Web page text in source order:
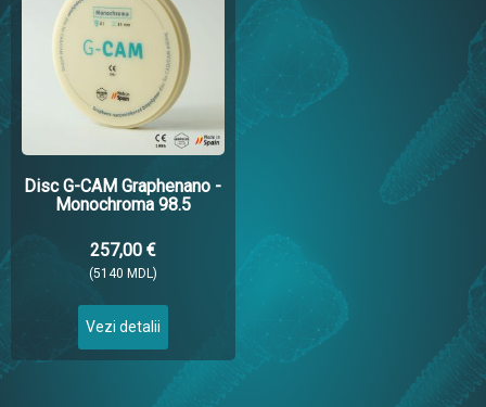
Disc G-CAM Graphenano -
Monochroma 98.5
257,00 €
(5140 MDL)
Vezi detalii